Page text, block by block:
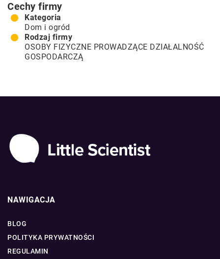
Cechy firmy
Kategoria
Dom i ogród
Rodzaj firmy
OSOBY FIZYCZNE PROWADZĄCE DZIAŁALNOŚĆ
GOSPODARCZĄ
NAWIGACJA
BLOG
POLITYKA PRYWATNOŚCI
REGULAMIN